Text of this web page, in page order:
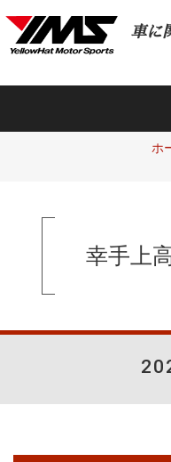
車に
ホ
幸手上